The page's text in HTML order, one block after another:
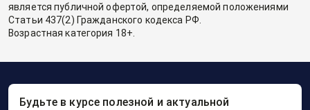
является публичной офертой, определяемой положениями
Статьи 437(2) Гражданского кодекса РФ.
Возрастная категория 18+.
Будьте в курсе полезной и актуальной